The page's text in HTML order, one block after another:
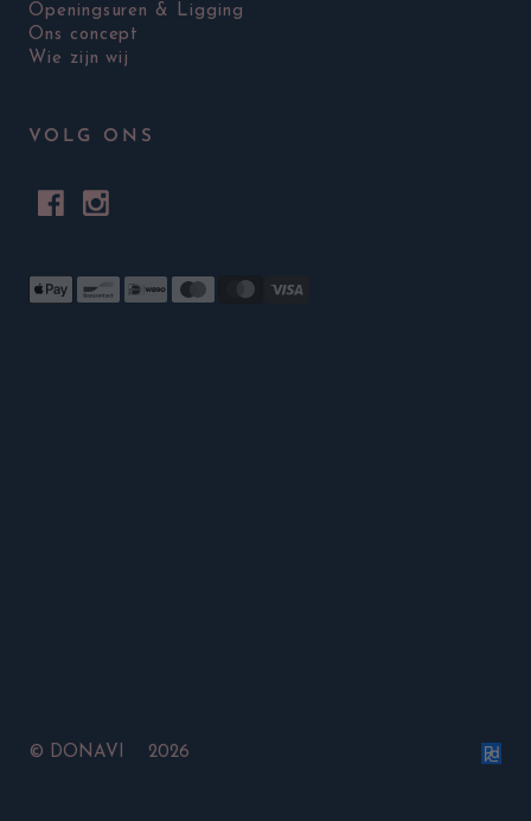
Openingsuren & Ligging
Ons concept
Wie zijn wij
VOLG ONS
© DONAVI 2026